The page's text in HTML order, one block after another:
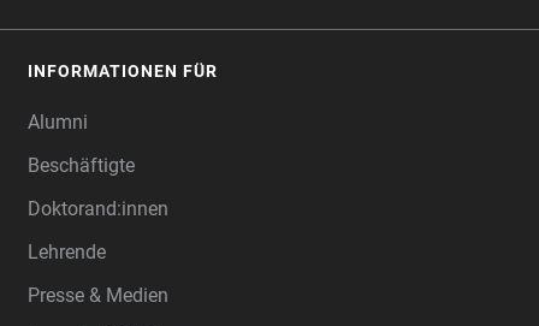
INFORMATIONEN FÜR
Alumni
Beschäftigte
Doktorand:innen
Lehrende
Presse & Medien